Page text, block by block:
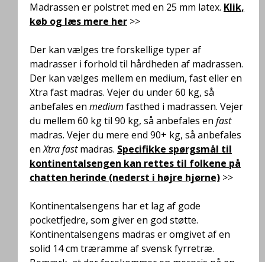
Madrassen er polstret med en 25 mm latex. Klik,
køb og læs mere her >>
Der kan vælges tre forskellige typer af
madrasser i forhold til hårdheden af madrassen.
Der kan vælges mellem en medium, fast eller en
Xtra fast madras. Vejer du under 60 kg, så
anbefales en medium fasthed i madrassen. Vejer
du mellem 60 kg til 90 kg, så anbefales en fast
madras. Vejer du mere end 90+ kg, så anbefales
enXtra fastmadras. Specifikke spørgsmål til
kontinentalsengen kan rettes til folkene på
chatten herinde (nederst i højre hjørne) >>
Kontinentalsengens har et lag af gode
pocketfjedre, som giver en god støtte.
Kontinentalsengens madras er omgivet af en
solid 14 cm træramme af svensk fyrretræ.